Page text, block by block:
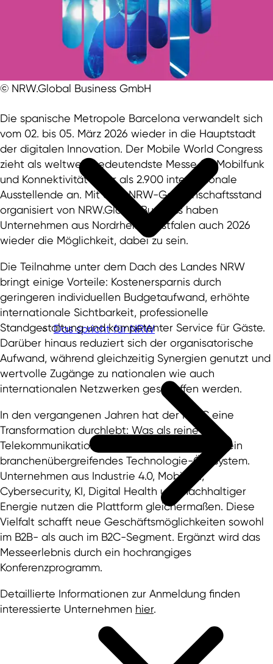
Das spricht für NRW
© NRW.Global Business GmbH
Die spanische Metropole Barcelona verwandelt sich
vom 02. bis 05. März 2026 wieder in die Hauptstadt
der digitalen Innovation. Der Mobile World Congress
zieht als weltweit bedeutendste Messe für Mobilfunk
und Konnektivität mehr als 2.900 internationale
Ausstellende an. Mit dem NRW-Gemeinschaftsstand
organisiert von NRW.Global Business haben
Unternehmen aus Nordrhein‑Westfalen auch 2026
wieder die Möglichkeit, dabei zu sein.
Die Teilnahme unter dem Dach des Landes NRW
bringt einige Vorteile: Kostenersparnis durch
geringeren individuellen Budgetaufwand, erhöhte
internationale Sichtbarkeit, professionelle
Standgestaltung und kompetenter Service für Gäste.
Darüber hinaus reduziert sich der organisatorische
Aufwand, während gleichzeitig Synergien genutzt und
wertvolle Zugänge zu nationalen wie auch
internationalen Netzwerken geschaffen werden.
In den vergangenen Jahren hat der MWC eine
Transformation durchlebt: Was als reine
Telekommunikationsmesse begann, ist heute ein
branchenübergreifendes Technologie-Ökosystem.
Unternehmen aus Industrie 4.0, Mobilität,
Cybersecurity, KI, Digital Health und nachhaltiger
Energie nutzen die Plattform gleichermaßen. Diese
Vielfalt schafft neue Geschäftsmöglichkeiten sowohl
im B2B- als auch im B2C-Segment. Ergänzt wird das
Messeerlebnis durch ein hochrangiges
Konferenzprogramm.
Detaillierte Informationen zur Anmeldung finden
interessierte Unternehmen hier.